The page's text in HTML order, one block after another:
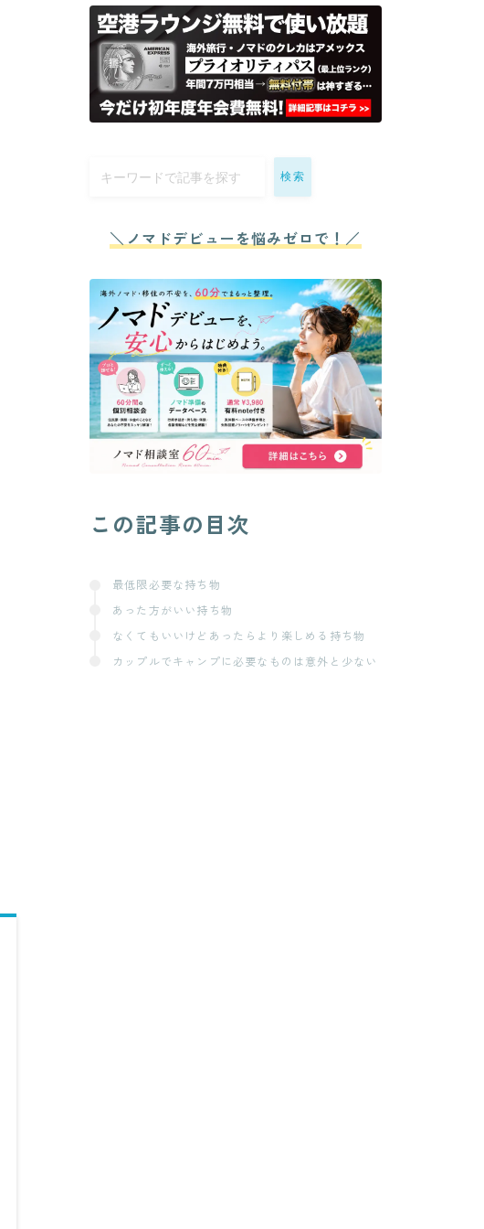
検索
＼ノマドデビューを悩みゼロで！／
この記事の目次
最低限必要な持ち物
あった方がいい持ち物
なくてもいいけどあったらより楽しめる持ち物
カップルでキャンプに必要なものは意外と少ない